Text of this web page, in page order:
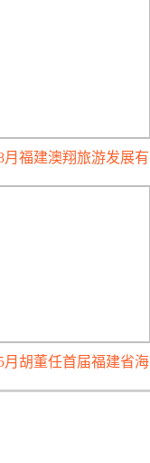
月福建澳翔旅游发展有
月胡董任首届福建省海